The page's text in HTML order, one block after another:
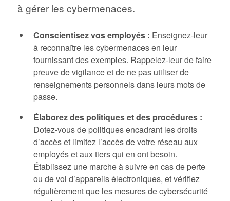
à gérer les cybermenaces.
Conscientisez vos employés : Enseignez-leur
à reconnaître les cybermenaces en leur
fournissant des exemples. Rappelez-leur de faire
preuve de vigilance et de ne pas utiliser de
renseignements personnels dans leurs mots de
passe.
Élaborez des politiques et des procédures :
Dotez-vous de politiques encadrant les droits
d’accès et limitez l’accès de votre réseau aux
employés et aux tiers qui en ont besoin.
Établissez une marche à suivre en cas de perte
ou de vol d’appareils électroniques, et vérifiez
régulièrement que les mesures de cybersécurité